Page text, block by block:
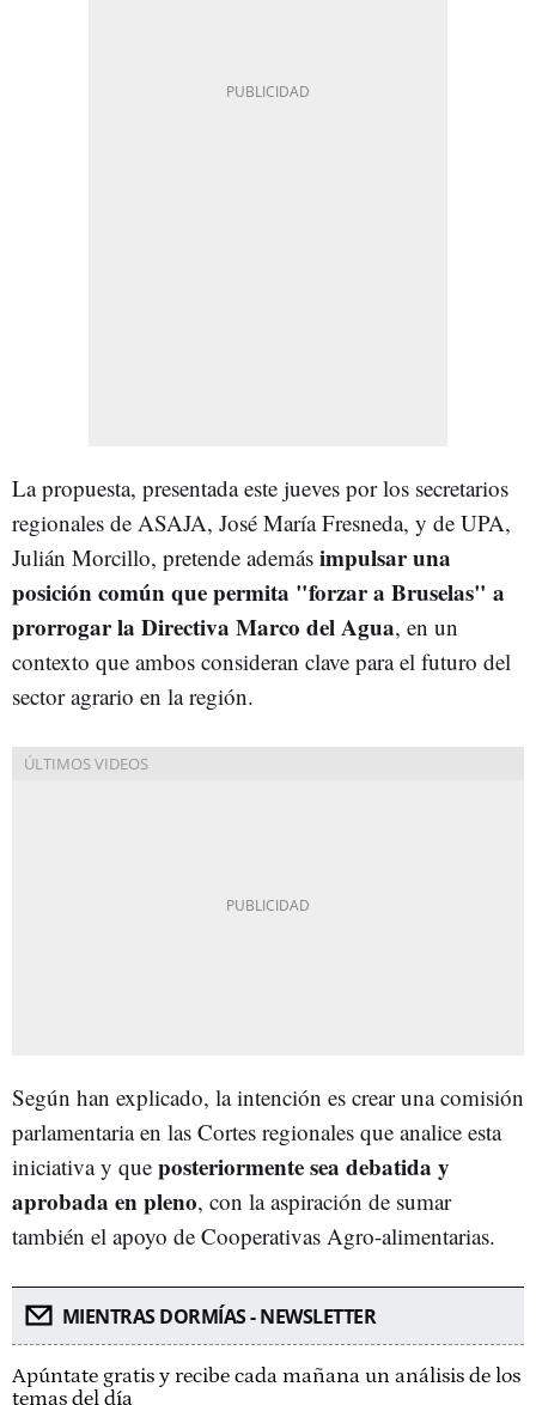
La propuesta, presentada este jueves por los secretarios
regionales de ASAJA, José María Fresneda, y de UPA,
Julián Morcillo, pretende además impulsar una
posición común que permita "forzar a Bruselas" a
prorrogar la Directiva Marco del Agua, en un
contexto que ambos consideran clave para el futuro del
sector agrario en la región.
Según han explicado, la intención es crear una comisión
parlamentaria en las Cortes regionales que analice esta
iniciativa y que posteriormente sea debatida y
aprobada en pleno, con la aspiración de sumar
también el apoyo de Cooperativas Agro-alimentarias.
MIENTRAS DORMÍAS - NEWSLETTER
Apúntate gratis y recibe cada mañana un análisis de los
temas del día